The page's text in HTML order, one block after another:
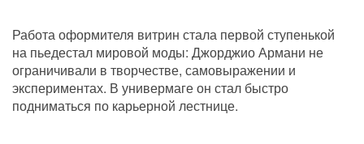
Работа оформителя витрин стала первой ступенькой
на пьедестал мировой моды: Джорджио Армани не
ограничивали в творчестве, самовыражении и
экспериментах. В универмаге он стал быстро
подниматься по карьерной лестнице.